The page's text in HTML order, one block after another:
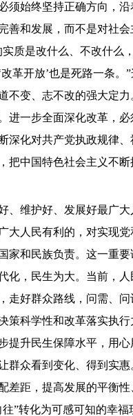
始终坚持正确方向，沿
善和发展，而不是对社
质是改什么、不改什么
革开放’也是死路一条
不变、志不改的强大定
进一步全面深化改革，
深化对共产党执政规律
把中国特色社会主义不
维护好、发展好最广大
大人民有利的，对实现
家和民族负责。这一重
化，民生为大。当前，
走好群众路线，问需、
策科学性和改革落实执
提升民生保障水平，用
群众看到变化、得到实
差距，提高发展的平衡
”转化为可感可知的幸福